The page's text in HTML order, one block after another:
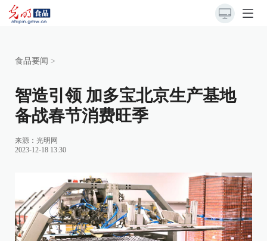
食品要闻 >
智造引领 加多宝北京生产基地
备战春节消费旺季
来源：光明网
2023-12-18 13:30